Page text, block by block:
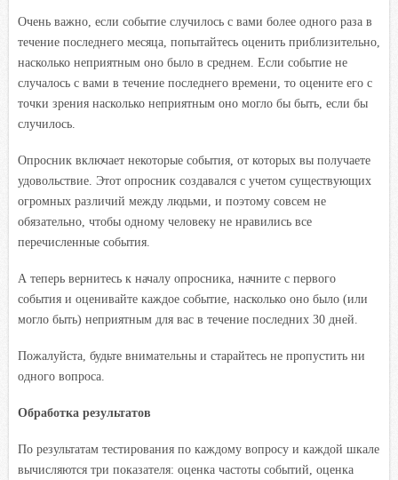
Очень важно, если событие случилось с вами более одного раза в
течение последнего месяца, попытайтесь оценить приблизительно,
насколько неприятным оно было в среднем. Если событие не
случалось с вами в течение последнего времени, то оцените его с
точки зрения насколько неприятным оно могло бы быть, если бы
случилось.
Опросник включает некоторые события, от которых вы получаете
удовольствие. Этот опросник создавался с учетом существующих
огромных различий между людьми, и поэтому совсем не
обязательно, чтобы одному человеку не нравились все
перечисленные события.
А теперь вернитесь к началу опросника, начните с первого
события и оценивайте каждое событие, насколько оно было (или
могло быть) неприятным для вас в течение последних 30 дней.
Пожалуйста, будьте внимательны и старайтесь не пропустить ни
одного вопроса.
Обработка результатов
По результатам тестирования по каждому вопросу и каждой шкале
вычисляются три показателя: оценка частоты событий, оценка